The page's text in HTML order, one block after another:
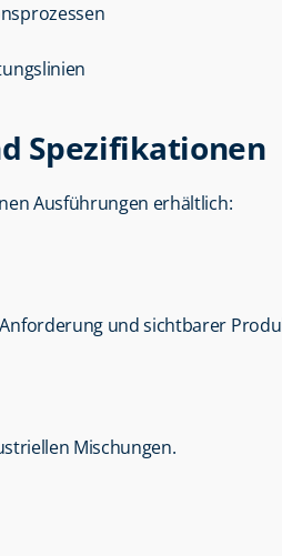
Spezifikationen
Ausführungen erhältlich:
und sichtbarer
Mischungen.